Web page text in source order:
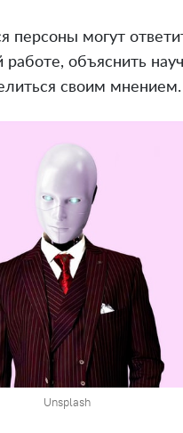
персоны могут
работе, объяснить
своим мнением.
Unsplash